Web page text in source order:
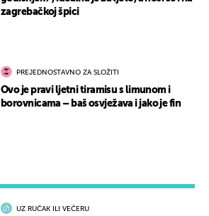
UZ RUČAK ILI VEČERU
zagrebačkoj špici
PREJEDNOSTAVNO ZA SLOŽITI
Ovo je pravi ljetni tiramisu s limunom i
borovnicama – baš osvježava i jako je fin